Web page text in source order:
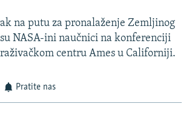
na putu za pronalaženje Zemljinog
NASA-ini naučnici na konferenciji
centru Ames u Californiji.
Pratite nas